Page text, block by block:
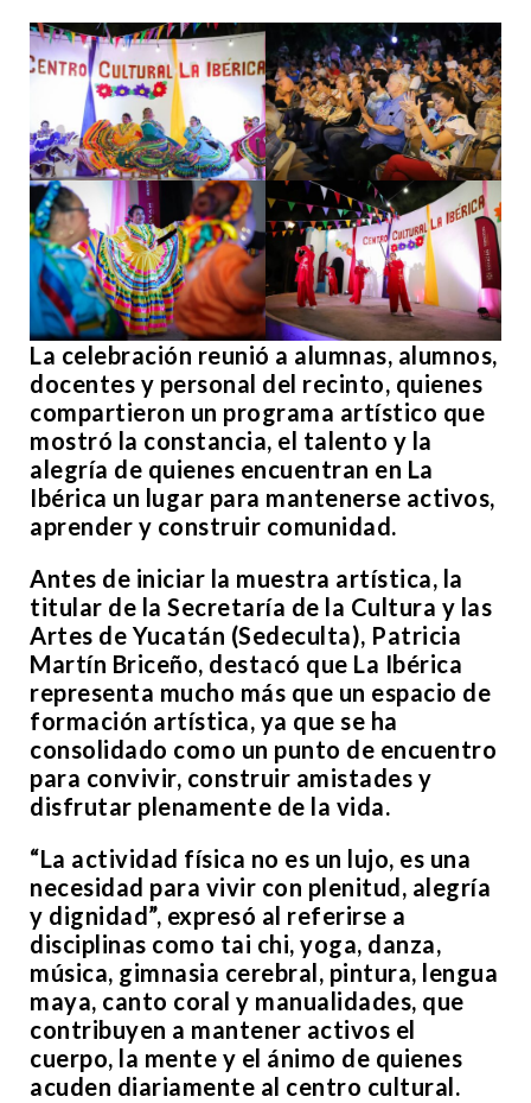
La celebración reunió a alumnas, alumnos,
docentes y personal del recinto, quienes
compartieron un programa artístico que
mostró la constancia, el talento y la
alegría de quienes encuentran en La
Ibérica un lugar para mantenerse activos,
aprender y construir comunidad.
Antes de iniciar la muestra artística, la
titular de la Secretaría de la Cultura y las
Artes de Yucatán (Sedeculta), Patricia
Martín Briceño, destacó que La Ibérica
representa mucho más que un espacio de
formación artística, ya que se ha
consolidado como un punto de encuentro
para convivir, construir amistades y
disfrutar plenamente de la vida.
“La actividad física no es un lujo, es una
necesidad para vivir con plenitud, alegría
y dignidad”, expresó al referirse a
disciplinas como tai chi, yoga, danza,
música, gimnasia cerebral, pintura, lengua
maya, canto coral y manualidades, que
contribuyen a mantener activos el
cuerpo, la mente y el ánimo de quienes
acuden diariamente al centro cultural.